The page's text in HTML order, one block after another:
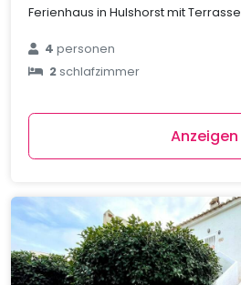
Ferienhaus in Hulshorst mit Terrasse
4personen
2schlafzimmer
Anzeigen